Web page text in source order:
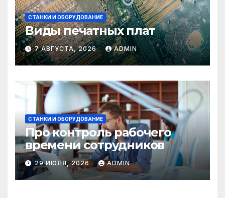
СТАНКИ И ОБОРУДОВАНИЕ
Виды печатных плат
7 АВГУСТА, 2026 ADMIN
СТАНКИ И ОБОРУДОВАНИЕ
Про контроль рабочего
времени сотрудников
29 ИЮЛЯ, 2026 ADMIN